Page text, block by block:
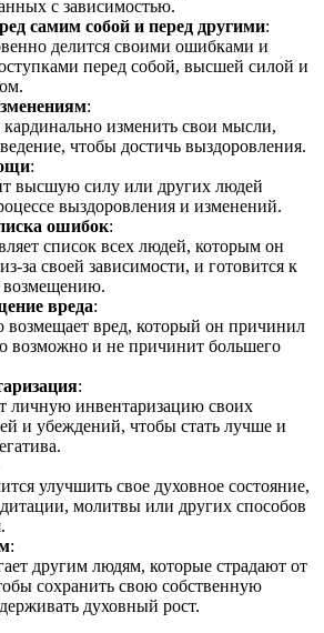
с зависимостью.
самим собой и перед другими:
делится своими ошибками и
перед собой, высшей силой и
:
кардинально изменить свои мысли,
чтобы достичь выздоровления.
:
высшую силу или других людей
выздоровления и изменений.
ошибок:
список всех людей, которым он
за своей зависимости, и готовится к
вреда:
возмещает вред, который он причинил
возможно и не причинит большего
:
личную инвентаризацию своих
и убеждений, чтобы стать лучше и
улучшить свое духовное состояние,
молитвы или других способов
:
другим людям, которые страдают от
сохранить свою собственную
духовный рост.